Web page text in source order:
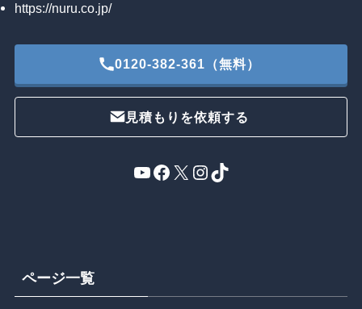
https://nuru.co.jp/
0120-382-361（無料）
見積もりを依頼する
YouTube
Facebook
X Instagram
TikTok
ページ一覧